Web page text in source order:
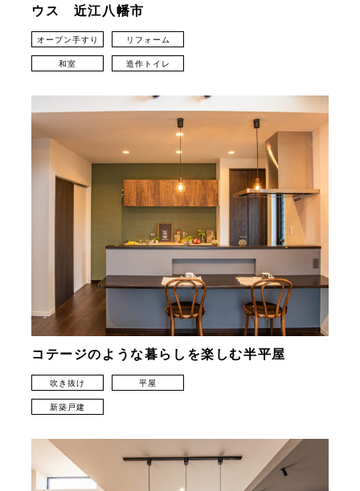
ウス 近江八幡市
オープン手すり リフォーム
和室 造作トイレ
コテージのような暮らしを楽しむ半平屋
吹き抜け 平屋
新築戸建